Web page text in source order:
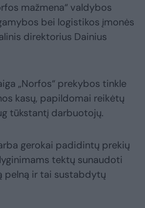
mažmena“ valdybos
bei logistikos įmonės
direktorius Dainius
„Norfos“ prekybos tinkle
kasų, papildomai reikėtų
tūkstantį darbuotojų.
gerokai padidintų prekių
tektų sunaudoti
pelną ir tai sustabdytų